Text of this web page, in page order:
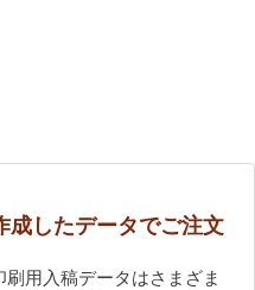
成したデータでご注文
刷用入稿データはさまざま